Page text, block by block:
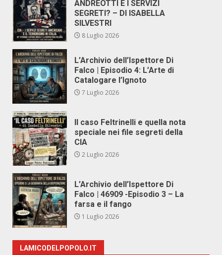
ANDREOTTI E I SERVIZI
SEGRETI? – DI ISABELLA
SILVESTRI
8 Luglio 2026
L’Archivio dell’Ispettore Di
Falco | Episodio 4: L’Arte di
Catalogare l’Ignoto
7 Luglio 2026
Il caso Feltrinelli e quella nota
speciale nei file segreti della
CIA
2 Luglio 2026
L’Archivio dell’Ispettore Di
Falco | 46909 -Episodio 3 – La
farsa e il fango
1 Luglio 2026
LAMICODELPOPOLO.IT